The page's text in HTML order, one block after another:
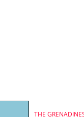
THE